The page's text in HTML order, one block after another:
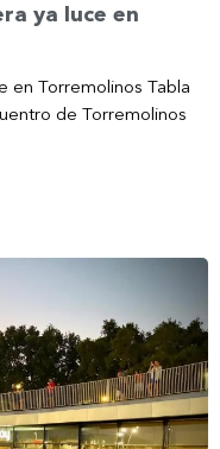
ya luce en
en Torremolinos Tabla
de Torremolinos